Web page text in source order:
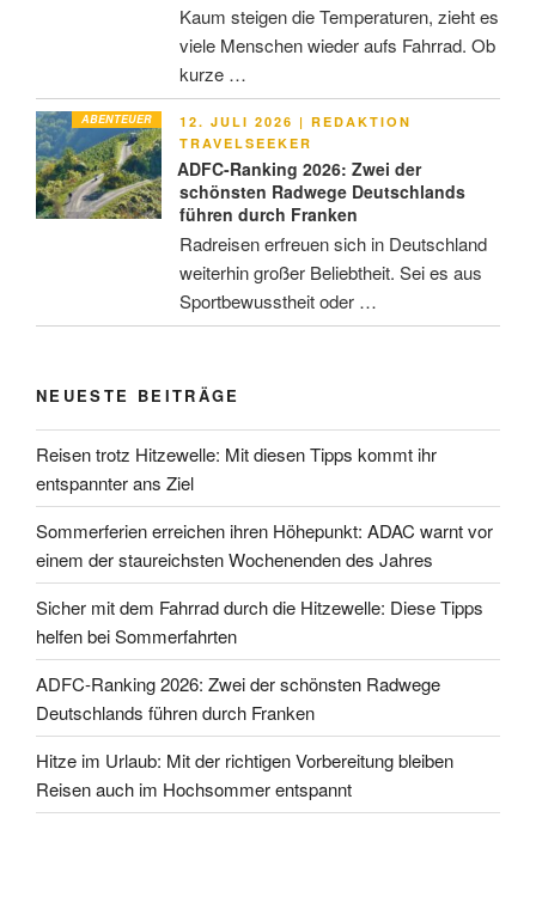
Kaum steigen die Temperaturen, zieht es
viele Menschen wieder aufs Fahrrad. Ob
kurze …
ABENTEUER
VERÖFFENTLICHT
AM
12. JULI 2026 | REDAKTION
TRAVELSEEKER
ADFC-Ranking 2026: Zwei der
schönsten Radwege Deutschlands
führen durch Franken
Radreisen erfreuen sich in Deutschland
weiterhin großer Beliebtheit. Sei es aus
Sportbewusstheit oder …
NEUESTE BEITRÄGE
Reisen trotz Hitzewelle: Mit diesen Tipps kommt ihr
entspannter ans Ziel
Sommerferien erreichen ihren Höhepunkt: ADAC warnt vor
einem der staureichsten Wochenenden des Jahres
Sicher mit dem Fahrrad durch die Hitzewelle: Diese Tipps
helfen bei Sommerfahrten
ADFC-Ranking 2026: Zwei der schönsten Radwege
Deutschlands führen durch Franken
Hitze im Urlaub: Mit der richtigen Vorbereitung bleiben
Reisen auch im Hochsommer entspannt